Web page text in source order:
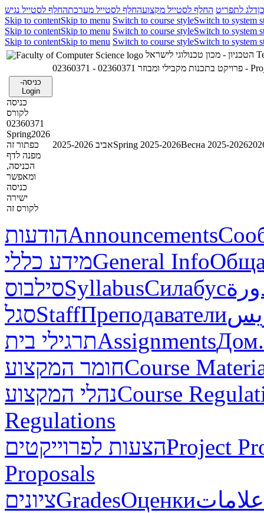
דלג לתפריט החלף לסטייל מקצועהחלף לסטייל מערכתהחלף לסטייל נגיש
Skip to contentSkip to menu Switch to course styleSwitch to system
Skip to contentSkip to menu Switch to course styleSwitch to system
Skip to contentSkip to menu Switch to course styleSwitch to system
02360371 - פרויקט בתכנות מקבילי ומבוזר
כניסה-
Login
כניסה
לקורס
02360371
Spring2026
כפתור זה
מפנה לדף
הכניסה,
ומאפשר
כניסה
ישירה
לקורס זה
אביב 2025-2026Spring 2025-2026Весна 2025-2026
הודעותAnnouncements
מידע כלליGeneral Info
סילבוסSyllabusСилабус
סגלStaffПреподаватели
תרגילי ביתAssignmentsДом.
חומר המקצועCourse
נהלי המקצועCourse
Regulations
הצעות לפרוייקטיםProject
Proposals
ציוניםGradesОценкиعلامات